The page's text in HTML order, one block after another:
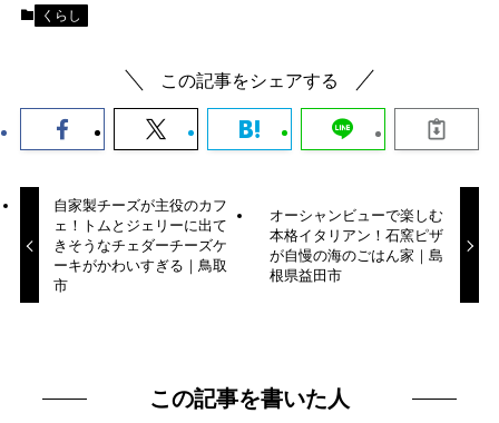
くらし
この記事をシェアする
自家製チーズが主役のカフ
ェ！トムとジェリーに出て
きそうなチェダーチーズケ
ーキがかわいすぎる｜鳥取
市
オーシャンビューで楽しむ
本格イタリアン！石窯ピザ
が自慢の海のごはん家｜島
根県益田市
この記事を書いた人